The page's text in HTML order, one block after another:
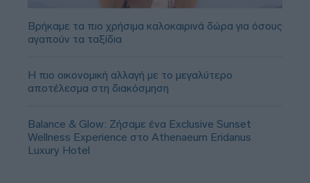
Βρήκαμε τα πιο χρήσιμα καλοκαιρινά δώρα για όσους
αγαπούν τα ταξίδια
Η πιο οικονομική αλλαγή με το μεγαλύτερο
αποτέλεσμα στη διακόσμηση
Balance & Glow: Ζήσαμε ένα Exclusive Sunset
Wellness Experience στο Athenaeum Eridanus
Luxury Hotel